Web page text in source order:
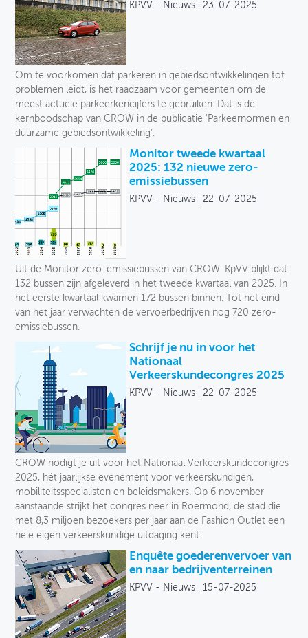
KPVV - Nieuws 23-07-2025
Om te voorkomen dat parkeren in gebiedsontwikkelingen tot
problemen leidt, is het raadzaam voor gemeenten om de
meest actuele parkeerkencijfers te gebruiken. Dat is de
kernboodschap van CROW in de publicatie 'Parkeernormen en
duurzame gebiedsontwikkeling'.
Monitor tweede kwartaal
2025: 132 nieuwe zero-
emissiebussen
KPVV - Nieuws 22-07-2025
Uit de Monitor zero-emissiebussen van CROW-KpVV blijkt dat
132 bussen zijn afgeleverd in het tweede kwartaal van 2025. In
het eerste kwartaal kwamen 172 bussen binnen. Tot het eind
van het jaar verwachten de vervoerbedrijven nog 720 zero-
emissiebussen.
Schrijf je nu in voor het
Nationaal
Verkeerskundecongres 2025
KPVV - Nieuws 22-07-2025
CROW nodigt je uit voor het Nationaal Verkeerskundecongres
2025, hét jaarlijkse evenement voor verkeerskundigen,
mobiliteitsspecialisten en beleidsmakers. Op 6 november
aanstaande strijkt het congres neer in Roermond, de stad die
met 8,3 miljoen bezoekers per jaar aan de Fashion Outlet een
hele eigen verkeerskundige uitdaging kent.
Enquête goederenvervoer van
en naar bedrijventerreinen
KPVV - Nieuws 15-07-2025